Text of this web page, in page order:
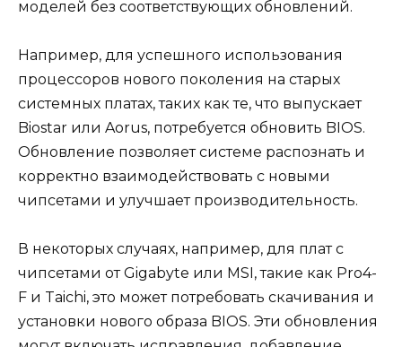
моделей без соответствующих обновлений.
Например, для успешного использования
процессоров нового поколения на старых
системных платах, таких как те, что выпускает
Biostar или Aorus, потребуется обновить BIOS.
Обновление позволяет системе распознать и
корректно взаимодействовать с новыми
чипсетами и улучшает производительность.
В некоторых случаях, например, для плат с
чипсетами от Gigabyte или MSI, такие как Pro4-
F и Taichi, это может потребовать скачивания и
установки нового образа BIOS. Эти обновления